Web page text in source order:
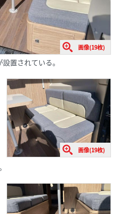
画像(19枚)
置されている。
画像(19枚)